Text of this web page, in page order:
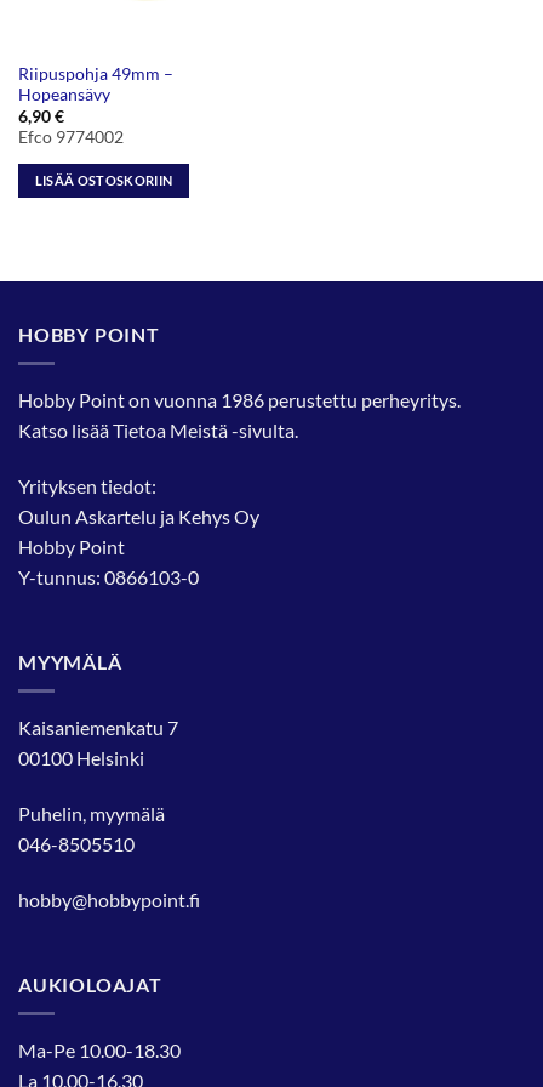
Riipuspohja 49mm –
Hopeansävy
6,90€
Efco 9774002
LISÄÄ OSTOSKORIIN
HOBBY POINT
Hobby Point on vuonna 1986 perustettu perheyritys.
Katso lisääTietoa Meistä-sivulta.
Yrityksen tiedot:
Oulun Askartelu ja Kehys Oy
Hobby Point
Y-tunnus: 0866103-0
MYYMÄLÄ
Kaisaniemenkatu 7
00100 Helsinki
Puhelin, myymälä
046-8505510
hobby@hobbypoint.fi
AUKIOLOAJAT
Ma-Pe 10.00-18.30
La 10.00-16.30